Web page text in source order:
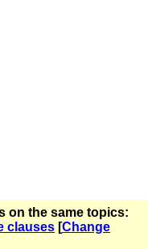
on the same topics:
clauses [Change